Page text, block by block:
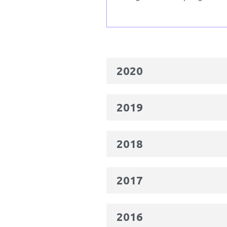
2020
2019
2018
2017
2016